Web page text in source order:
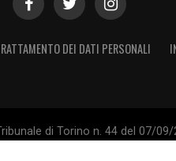
DEI DATI PERSONALI
di Torino n. 44 del 07/